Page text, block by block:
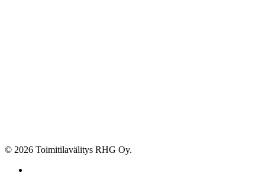
© 2026 Toimitilavälitys RHG Oy.